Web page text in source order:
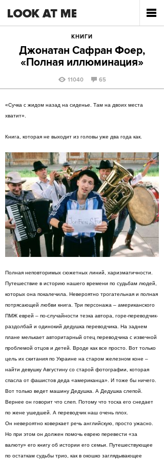
КНИГИ
Джонатан Сафран Фоер,
«Полная иллюминация»
11040 65
«Сучка с жидом назад на сиденье. Там на двоих места
хватит».
Книга, которая не выходит из головы уже два года как.
Полная неповторимых сюжетных линий, харизматичности.
Путешествие в историю нашего времени по судьбам людей,
которых она покалечила. Невероятно трогательная и полная
потрясающей любви книга. Три персонажа – американского
ПМЖ еврей – по-случайности тезка автора, горе-переводчик-
раздолбай и одинокий дедушка переводчика. На заднем
плане мелькает авторитарный отец переводчика с извечной
проблемой отцов и детей. Вроде как все просто. Вот только
цель их скитания по Украине на старом железном коне –
найти девушку Августину со старой фотографии, которая
спасла от фашистов деда «американца». И тоже бы ничего.
Вот только ведет машину Дедушка. А Дедушка слепой.
Вернее он говорит что слеп. Потому что тоска его снедает
по жене ушедшей. А переводчик наш очень плох.
Он невероятно коверкает речь английскую, просто ужасно.
Но при этом он должен помочь еврею перевести «за
валюту» его книгу об истории его семьи. Путешествующее
по остаткам судьбы трио, как в окошко заглядывающее